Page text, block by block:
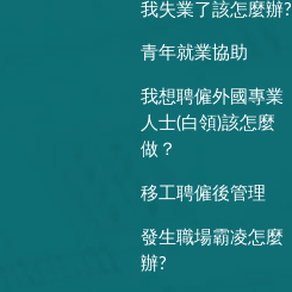
我失業了該怎麼辦?
青年就業協助
我想聘僱外國專業
人士(白領)該怎麼
做？
移工聘僱後管理
發生職場霸凌怎麼
辦?